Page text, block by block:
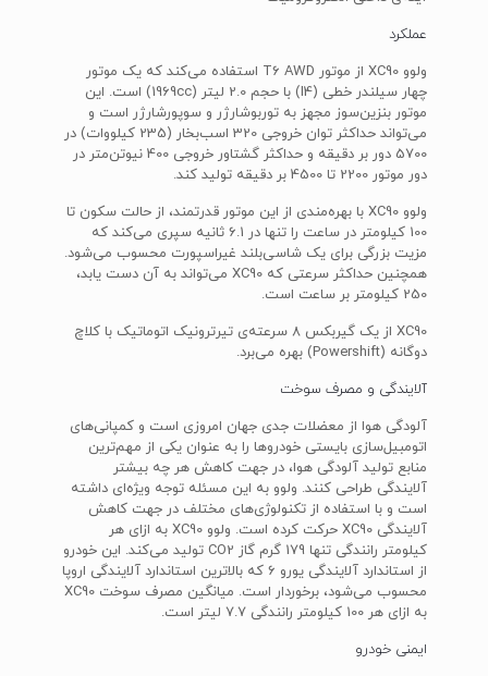
عملکرد
ولوو XC90 از موتور T6 AWD استفاده می‌کند که یک موتور
چهار سیلندر خطی (I4) با حجم 2.0 لیتر (1969cc) است. این
موتور بنزین‌سوز مجهز به توربوشارژر و سوپورشارژر است و
می‌تواند حداکثر توان خروجی 320 اسب‌بخار (235 کیلووات) در
5700 دور بر دقیقه و حداکثر گشتاور خروجی 400 نیوتن‌متر در
دور موتور 2200 تا 4500 بر دقیقه تولید کند.
ولوو XC90 با بهره‌مندی از این موتور قدرتمند، از حالت سکون تا
100 کیلومتر در ساعت را تنها در 6.1 ثانیه سپری می‌کند که
مزیت بزرگی برای یک شاسی‌بلند غیراسپورت محسوب می‌شود.
همچنین حداکثر سرعتی که XC90 می‌تواند به آن دست یابد،
250 کیلومتر بر ساعت است.
XC90 از یک گیربکس 8 سرعته‌ی تیرترونیک اتوماتیک با کلاچ
دوگانه (Powershift) بهره می‌برد.
آلایندگی و مصرف سوخت
آلودگی هوا از معضلات جدی جهان امروزی است و کمپانی‌های
اتومبیل‌سازی بایستی خودروها را به عنوان یکی از مهم‌ترین
منابع تولید آلودگی هوا، در جهت کاهش هر چه بیشتر
آلایندگی طراحی کنند. ولوو به این مسئله توجه ویژه‌ای داشته
است و با استفاده از تکنولوژی‌های مختلف در جهت کاهش
آلایندگی XC90 حرکت کرده است. ولوو XC90 به ازای هر
کیلومتر رانندگی تنها 179 گرم گاز CO2 تولید می‌کند. این خودرو
از استاندارد آلایندگی یورو 6 که بالاترین استاندارد آلایندگی اروپا
محسوب می‌شود، برخوردار است. میانگین مصرف سوخت XC90
به ازای هر 100 کیلومتر رانندگی 7.7 لیتر است.
ایمنی خودرو